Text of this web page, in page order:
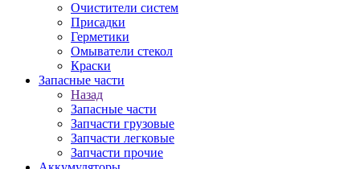
Очистители систем
Присадки
Герметики
Омыватели стекол
Краски
Запасные части
Назад
Запасные части
Запчасти грузовые
Запчасти легковые
Запчасти прочие